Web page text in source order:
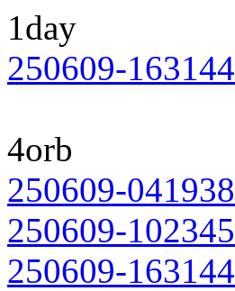
1day
250609-163144
4orb
250609-041938
250609-102345
250609-163144